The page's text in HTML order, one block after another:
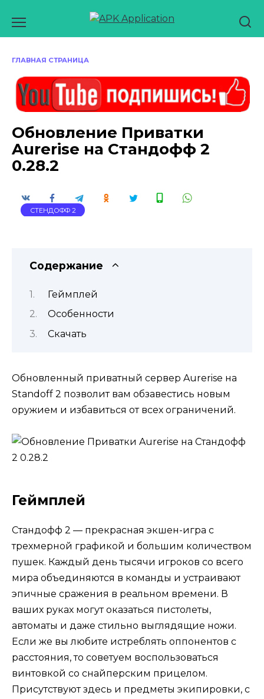
содержанию
ГЛАВНАЯ СТРАНИЦА
Обновление Приватки
Aurerise на Стандофф 2
0.28.2
СТЕНДОФФ 2
Содержание
Геймплей
Особенности
Скачать
Обновленный приватный сервер Aurerise на
Standoff 2 позволит вам обзавестись новым
оружием и избавиться от всех ограничений.
Геймплей
Стандофф 2 — прекрасная экшен-игра с
трехмерной графикой и большим количеством
пушек. Каждый день тысячи игроков со всего
мира объединяются в команды и устраивают
эпичные сражения в реальном времени. В
ваших руках могут оказаться пистолеты,
автоматы и даже стильно выглядящие ножи.
Если же вы любите истреблять оппонентов с
расстояния, то советуем воспользоваться
винтовкой со снайперским прицелом.
Присутствуют здесь и предметы экипировки, с